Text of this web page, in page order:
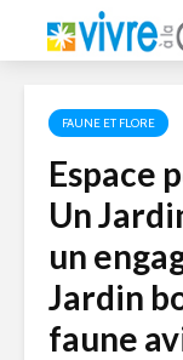
FAUNE ET FLORE
Espace
Un
un
Jardin
faune